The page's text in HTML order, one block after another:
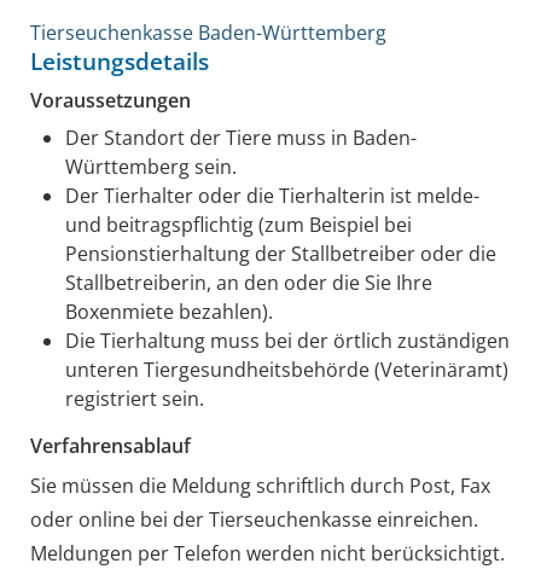
Tierseuchenkasse Baden-Württemberg
Leistungsdetails
Voraussetzungen
Der Standort der Tiere muss in Baden-
Württemberg sein.
Der Tierhalter oder die Tierhalterin ist melde-
und beitragspflichtig(zum Beispiel bei
Pensionstierhaltung der Stallbetreiber oder die
Stallbetreiberin, an den oder die Sie Ihre
Boxenmiete bezahlen).
Die Tierhaltung muss bei der örtlich zuständigen
unteren Tiergesundheitsbehörde (Veterinäramt)
registriert sein.
Verfahrensablauf
Sie müssen die Meldung schriftlich durch Post, Fax
oder online bei der Tierseuchenkasse einreichen.
Meldungen per Telefon werden nicht berücksichtigt.